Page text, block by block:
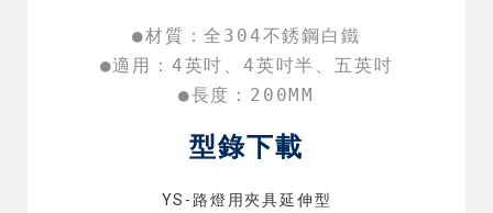
●材質：全304不銹鋼白鐵
●適用：4英吋、4英吋半、五英吋
●長度：200MM
型錄下載
YS-路燈用夾具延伸型